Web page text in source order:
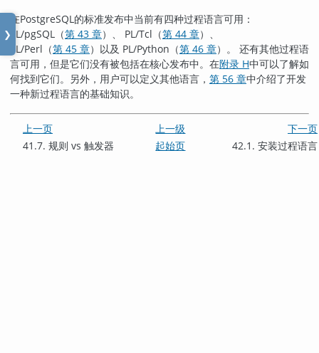
❯
在PostgreSQL的标准发布中当前有四种过程语言可用：
PL/pgSQL （第 43 章）、 PL/Tcl （第 44 章）、
PL/Perl （第 45 章）以及 PL/Python （第 46 章）。 还有其他过程语
言可用，但是它们没有被包括在核心发布中。在附录 H中可以了解如
何找到它们。另外，用户可以定义其他语言， 第 56 章中介绍了开发
一种新过程语言的基础知识。
上一页 上一级
下一页
41.7. 规则 vs 触发器
起始页 42.1. 安装过程语言